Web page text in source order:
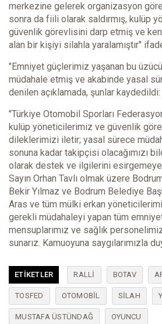
merkezine gelerek organizasyon
sonra da fiili olarak saldırmış, kulüp
güvenlik görevlisini darp etmiş ve
alan bir kişiyi silahla yaralamıştır"
"Emniyet güçlerimiz yaşanan bu
müdahale etmiş ve akabinde yasal
denilen açıklamada, şunlar kaydedildi:
"Türkiye Otomobil Sporları
kulüp yöneticilerimiz ve güvenlik
dileklerimizi iletir; yasal sürece
sonuna kadar takipçisi olacağımızı
olarak destek ve ilgilerini
Sayın Orhan Tavlı olmak üzere
Bekir Yılmaz ve Bodrum Belediye
Aras ve tüm mülki erkan
gerekli müdahaleyi yapan tüm
mensuplarımız ve sağlık
sunarız. Kamuoyuna saygılarımızla
ETIKETLER RALLİ BOTAV
TOSFED OTOMOBİL SİLAH
MUSTAFA ÜSTÜNDAĞ OYUNCU